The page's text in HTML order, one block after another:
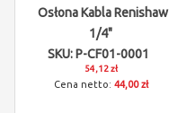
Osłona Kabla Renishaw
1/4"
SKU: P-CF01-0001
54,12 zł
44,00 zł